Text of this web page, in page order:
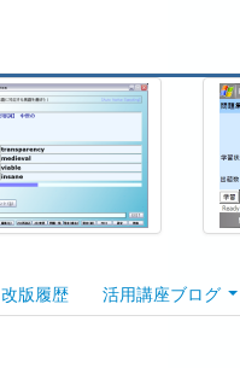
改版履歴 活用講座ブログ